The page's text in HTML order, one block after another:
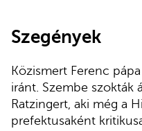
Szegények
Közismert Ferenc
iránt. Szembe szokták
Ratzingert, aki még a
prefektusaként